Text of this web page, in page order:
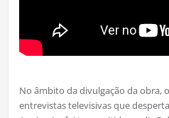
No âmbito da divulgação da obra,
entrevistas televisivas que